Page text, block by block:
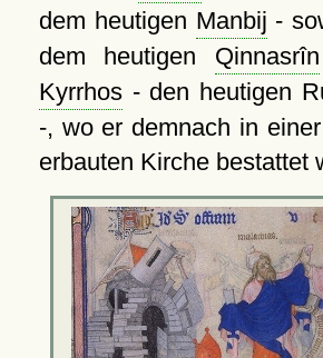
dem heutigen Manbij -
dem heutigen Qinnasrîn
Kyrrhos- den heutigen
-, wo er demnach in
erbauten Kirche bestattet